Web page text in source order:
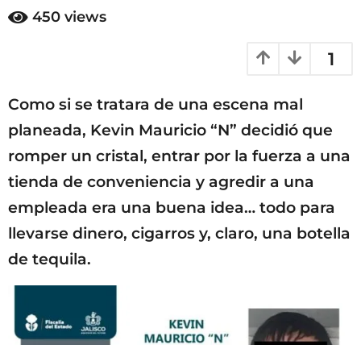
o
450 views
1
Como si se tratara de una escena mal
planeada, Kevin Mauricio “N” decidió que
romper un cristal, entrar por la fuerza a una
tienda de conveniencia y agredir a una
empleada era una buena idea… todo para
llevarse dinero, cigarros y, claro, una botella
de tequila.